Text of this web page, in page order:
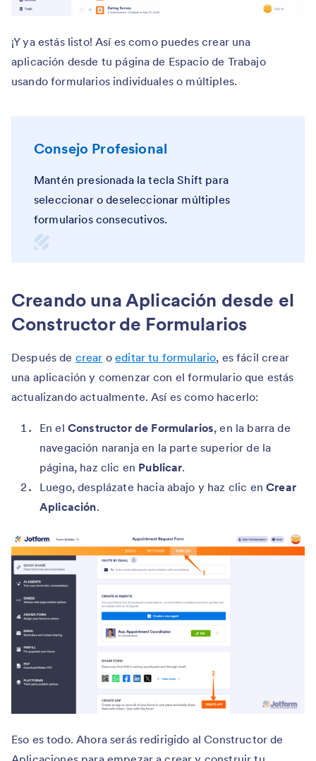
¡Y ya estás listo! Así es como puedes crear una
aplicación desde tu página de Espacio de Trabajo
usando formularios individuales o múltiples.
Consejo Profesional
Mantén presionada la tecla Shift para
seleccionar o deseleccionar múltiples
formularios consecutivos.
Creando una Aplicación desde el
Constructor de Formularios
Después de crear oeditar tu formulario, es fácil crear
una aplicación y comenzar con el formulario que estás
actualizando actualmente. Así es como hacerlo:
En el Constructor de Formularios, en la barra de
navegación naranja en la parte superior de la
página, haz clic en Publicar.
Luego, desplázate hacia abajo y haz clic enCrear
Aplicación.
Eso es todo. Ahora serás redirigido al Constructor de